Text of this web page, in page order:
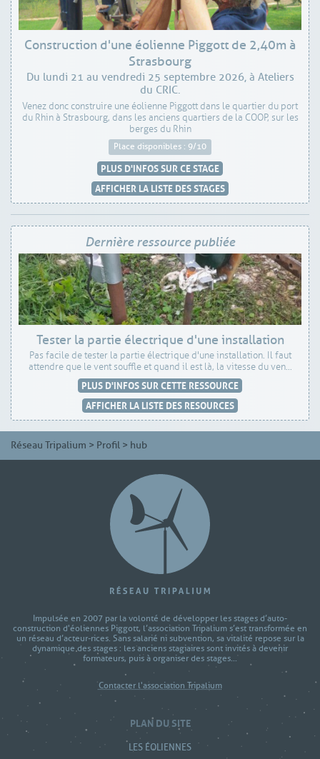
Construction d'une éolienne Piggott de 2,40m à
Strasbourg
Du lundi 21 au vendredi 25 septembre 2026, à Ateliers
du CRIC.
Venez donc construire une éolienne Piggott dans le quartier du port
du Rhin à Strasbourg, dans les anciens quartiers de la COOP, sur les
berges du Rhin
Place disponibles : 9/10
PLUS D'INFOS SUR CE STAGE
AFFICHER LA LISTE DES STAGES
Dernière ressource publiée
Tester la partie électrique d'une installation
Pas facile de tester la partie électrique d'une installation. Il faut
attendre que le vent souffle et quand il est là, la vitesse du ven...
PLUS D'INFOS SUR CETTE RESSOURCE
AFFICHER LA LISTE DES RESOURCES
Réseau Tripalium > Profil > hub
Impulsée en 2007 par la volonté de développer les stages d’auto-
construction d'éoliennes Piggott, l’association Tripalium s’est transformée en
un réseau d’acteur-rices. Sans salarié ni subvention, sa vitalité repose sur la
dynamique des stages : les anciens stagiaires sont invités à devenir
formateurs, puis à organiser des stages...
Contacter l'association Tripalium
PLAN DU SITE
LES ÉOLIENNES